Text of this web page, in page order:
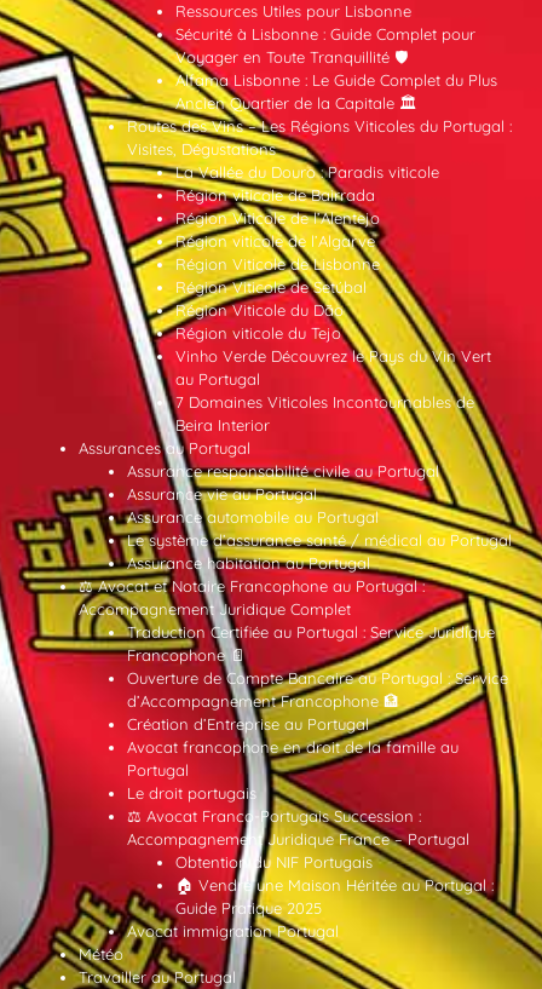
Ressources Utiles pour Lisbonne
Sécurité à Lisbonne : Guide Complet pour
Voyager en Toute Tranquillité 🛡️
Alfama Lisbonne : Le Guide Complet du Plus
Ancien Quartier de la Capitale 🏛️
Routes des Vins – Les Régions Viticoles du Portugal :
Visites, Dégustations
La Vallée du Douro : Paradis viticole
Région viticole de Bairrada
Région Viticole de l’Alentejo
Région viticole de l’Algarve
Région Viticole de Lisbonne
Région Viticole de Setúbal
Région Viticole du Dão
Région viticole du Tejo
Vinho Verde Découvrez le Pays du Vin Vert
au Portugal
7 Domaines Viticoles Incontournables de
Beira Interior
Assurances au Portugal
Assurance responsabilité civile au Portugal
Assurance vie au Portugal
Assurance automobile au Portugal
Le système d’assurance santé / médical au Portugal
Assurance habitation au Portugal
⚖️ Avocat et Notaire Francophone au Portugal :
Accompagnement Juridique Complet
Traduction Certifiée au Portugal : Service Juridique
Francophone 📄
Ouverture de Compte Bancaire au Portugal : Service
d’Accompagnement Francophone 🏦
Création d’Entreprise au Portugal
Avocat francophone en droit de la famille au
Portugal
Le droit portugais
⚖️ Avocat Franco-Portugais Succession :
Accompagnement Juridique France – Portugal
Obtention du NIF Portugais
🏠 Vendre une Maison Héritée au Portugal :
Guide Pratique 2025
Avocat immigration Portugal
Météo
Travailler au Portugal